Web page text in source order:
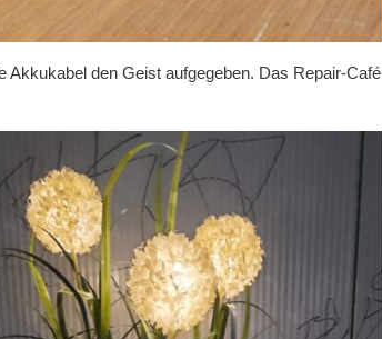
Akkukabel den Geist aufgegeben. Das Repair-Café